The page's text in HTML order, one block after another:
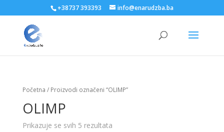
+38737 393393 info@enarudzba.ba
Početna / Proizvodi označeni “OLIMP”
OLIMP
Prikazuje se svih 5 rezultata